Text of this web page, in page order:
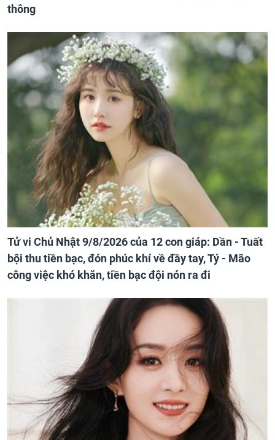
thông
Tử vi Chủ Nhật 9/8/2026 của 12 con giáp: Dần - Tuất
bội thu tiền bạc, đón phúc khí về đầy tay, Tý - Mão
công việc khó khăn, tiền bạc đội nón ra đi